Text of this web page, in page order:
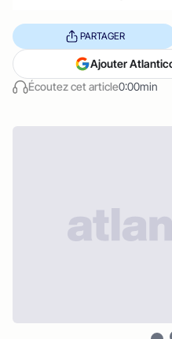
Écoutez cet article0:00min
PARTAGER
Ajouter